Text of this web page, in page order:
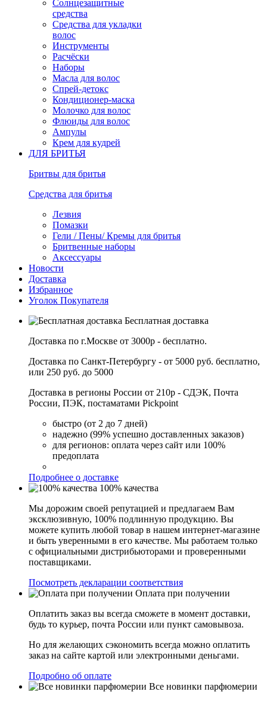
Солнцезащитные
средства
Средства для укладки
волос
Инструменты
Расчёски
Наборы
Масла для волос
Спрей-детокс
Кондиционер-маска
Молочко для волос
Флюиды для волос
Ампулы
Крем для кудрей
ДЛЯ БРИТЬЯ
Бритвы для бритья
Средства для бритья
Лезвия
Помазки
Гели / Пены/ Кремы для бритья
Бритвенные наборы
Аксессуары
Новости
Доставка
Избранное
Уголок Покупателя
Бесплатная доставка
Доставка по г.Москве от 3000р - бесплатно.
Доставка по Санкт-Петербургу - от 5000 руб. бесплатно,
или 250 руб. до 5000
Доставка в регионы России от 210р - СДЭК, Почта
России, ПЭК, постаматами Pickpoint
быстро (от 2 до 7 дней)
надежно (99% успешно доставленных заказов)
для регионов: оплата через сайт или 100%
предоплата
Подробнее о доставке
100% качества
Мы дорожим своей репутацией и предлагаем Вам
эксклюзивную, 100% подлинную продукцию. Вы
можете купить любой товар в нашем интернет-магазине
и быть уверенными в его качестве. Мы работаем только
с официальными дистрибьюторами и проверенными
поставщиками.
Посмотреть декларации соответствия
Оплата при получении
Оплатить заказ вы всегда сможете в момент доставки,
будь то курьер, почта России или пункт самовывоза.
Но для желающих сэкономить всегда можно оплатить
заказ на сайте картой или электронными деньгами.
Подробно об оплате
Все новинки парфюмерии